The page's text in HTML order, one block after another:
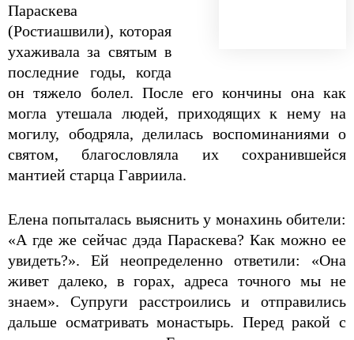
Параскева
(Ростиашвили), которая
ухаживала за святым в
последние годы, когда
он тяжело болел. После его кончины она как
могла утешала людей, приходящих к нему на
могилу, ободряла, делилась воспоминаниями о
святом, благословляла их сохранившейся
мантией старца Гавриила.
Елена попыталась выяснить у монахинь обители:
«А где же сейчас дэда Параскева? Как можно ее
увидеть?». Ей неопределенно ответили: «Она
живет далеко, в горах, адреса точного мы не
знаем». Супруги расстроились и отправились
дальше осматривать монастырь. Перед ракой с